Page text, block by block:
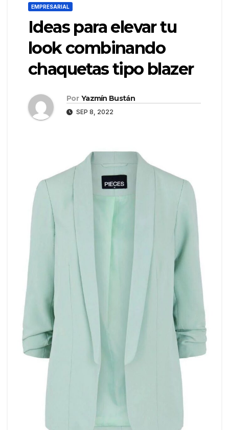
EMPRESARIAL
Ideas para elevar tu
look combinando
chaquetas tipo blazer
Por Yazmín Bustán
SEP 8, 2022